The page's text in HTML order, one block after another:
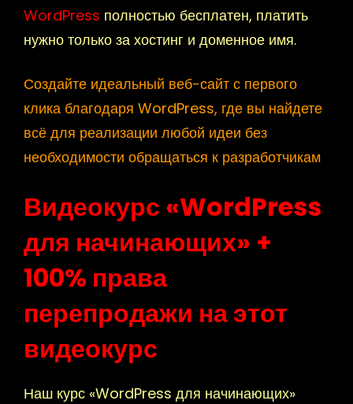
WordPress полностью бесплатен, платить
нужно только за хостинг и доменное имя.
Создайте идеальный веб-сайт с первого
клика благодаря WordPress, где вы найдете
всё для реализации любой идеи без
необходимости обращаться к разработчикам
Видеокурс «WordPress
для начинающих» +
100% права
перепродажи на этот
видеокурс
Наш курс «WordPress для начинающих»